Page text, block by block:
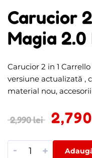
Carucior
Magia 2.0
Carucior 2 in 1
versiune actualizată ,
material nou,
2,990lei 2,790
- +